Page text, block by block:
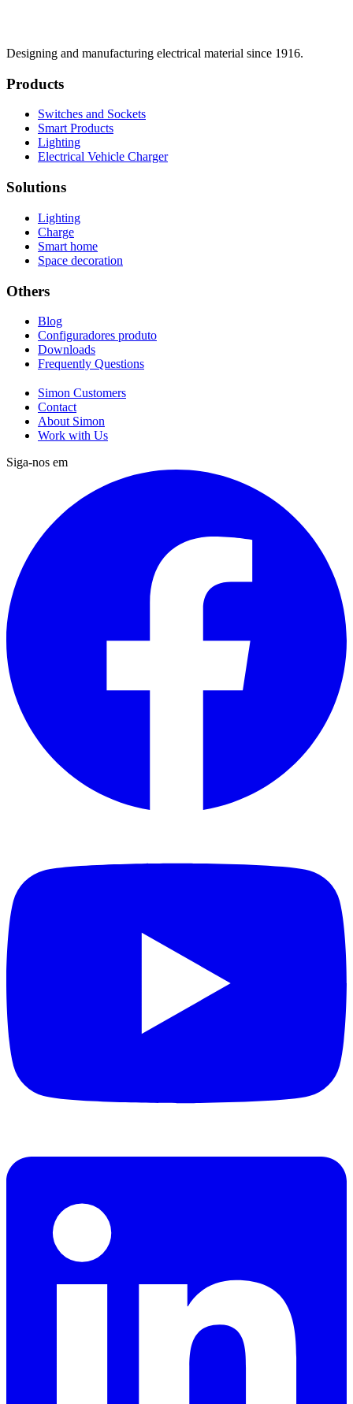
Designing and manufacturing electrical material since 1916.
Products
Switches and Sockets
Smart Products
Lighting
Electrical Vehicle Charger
Solutions
Lighting
Charge
Smart home
Space decoration
Others
Blog
Configuradores produto
Downloads
Frequently Questions
Simon Customers
Contact
About Simon
Work with Us
Siga-nos em